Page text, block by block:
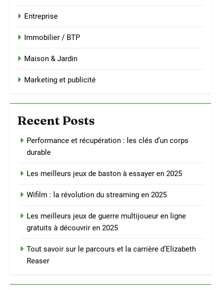
Entreprise
Immobilier / BTP
Maison & Jardin
Marketing et publicité
Recent Posts
Performance et récupération : les clés d’un corps
durable
Les meilleurs jeux de baston à essayer en 2025
Wifilm : la révolution du streaming en 2025
Les meilleurs jeux de guerre multijoueur en ligne
gratuits à découvrir en 2025
Tout savoir sur le parcours et la carrière d’Elizabeth
Reaser